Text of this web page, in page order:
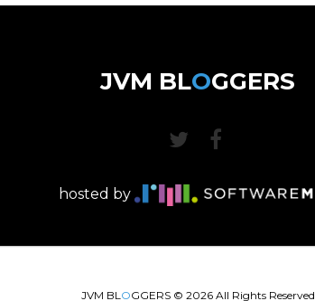
JVM BLOGGERS
hosted by
JVM BLOGGERS © 2026All Rights Reserved